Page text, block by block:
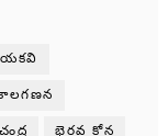
భైరవ కోన